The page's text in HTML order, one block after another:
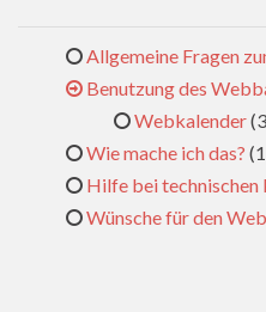
Allgemeine Fragen
Benutzung des
Webkalender
Wie mache ich das?
Hilfe bei technischen
Wünsche für den